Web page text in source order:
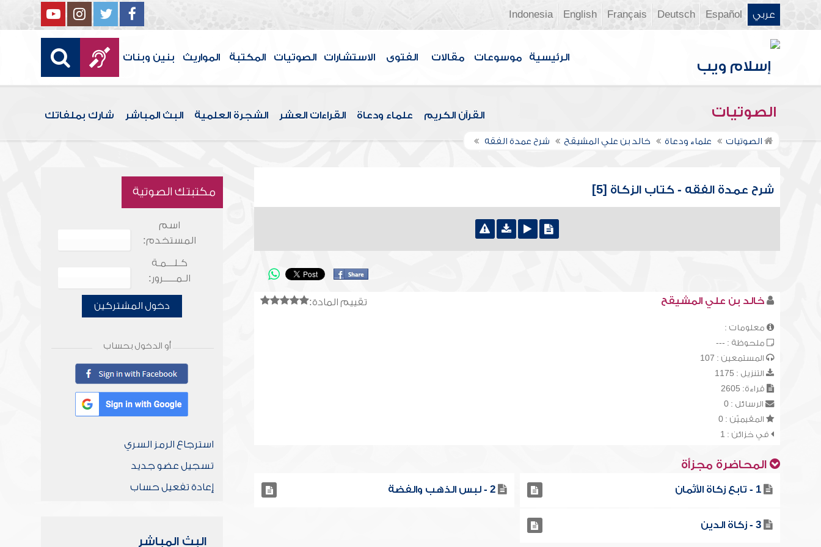
عربي Español
Deutsch
Français
English
Indonesia
الرئيسية موسوعات مقالات الفتوى الاستشارات الصوتيات المكتبة المواريث بنين وبنات
الصوتيات القرآن الكريم علماء ودعاة القراءات العشر الشجرة العلمية البث المباشر شارك بملفاتك
الصوتيات علماء ودعاة خالد بن علي المشيقح شرح عمدة الفقه
شرح عمدة الفقه - كتاب الزكاة [5]
تقييم المادة: خالد بن علي المشيقح
معلومات :
ملحوظة : ---
المستمعين : 107
التنزيل : 1175
قراءة: 2605
الرسائل : 0
المقيميّن : 0
في خزائن : 1
المحاضرة مجزأة
1 - تابع زكاة الأثمان 2 - لبس الذهب والفضة
3 - زكاة الدين
مكتبتك الصوتية
اسم
المستخدم:
كـلـــمـة
الـمـــــرور:
دخول المشتركين
أو الدخول بحساب
استرجاع الرمز السري
تسجيل عضو جديد
إعادة تفعيل حساب
البث المباشر